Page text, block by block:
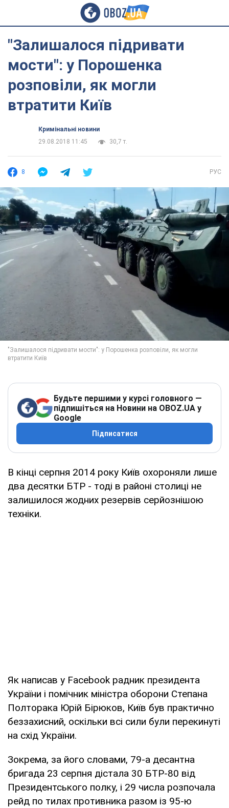
"Залишалося підривати
мости": у Порошенка
розповіли, як могли
втратити Київ
Кримінальні новини
29.08.2018 11:45
30,7 т.
8 РУС
Будьте першими у курсі головного —
підпишіться на Новини на OBOZ.UA у
Google
Підписатися
В кінці серпня 2014 року Київ охороняли лише
два десятки БТР - тоді в районі столиці не
залишилося жодних резервів серйознішою
техніки.
Як написав у Facebook радник президента
України і помічник міністра оборони Степана
Полторака Юрій Бірюков, Київ був практично
беззахисний, оскільки всі сили були перекинуті
на схід України.
Зокрема, за його словами, 79-а десантна
бригада 23 серпня дістала 30 БТР-80 від
Президентського полку, і 29 числа розпочала
рейд по тилах противника разом із 95-ю